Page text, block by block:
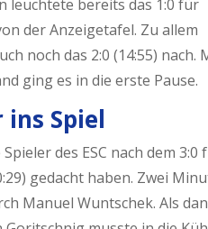
leuchtete bereits das 1:0 für
der Anzeigetafel. Zu allem
noch das 2:0 (14:55) nach.
ging es in die erste Pause.
Spiel
des ESC nach dem 3:0
gedacht haben. Zwei
Manuel Wuntschek. Als